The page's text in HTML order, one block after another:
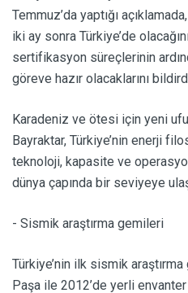
Temmuz’da yaptığı
iki ay sonra Türkiye’de
sertifikasyon süreçlerinin
göreve hazır olacaklarını
Karadeniz ve ötesi için yeni
Bayraktar, Türkiye’nin enerji
teknoloji, kapasite ve
dünya çapında bir seviyeye
- Sismik araştırma gemileri
Türkiye’nin ilk sismik
Paşa ile 2012’de yerli